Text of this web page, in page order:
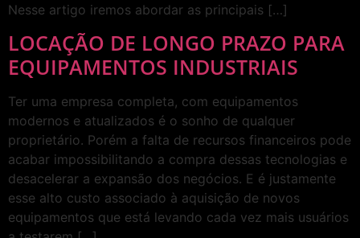
Nesse artigo iremos abordar as principais […]
LOCAÇÃO DE LONGO PRAZO PARA
EQUIPAMENTOS INDUSTRIAIS
Ter uma empresa completa, com equipamentos
modernos e atualizados é o sonho de qualquer
proprietário. Porém a falta de recursos financeiros pode
acabar impossibilitando a compra dessas tecnologias e
desacelerar a expansão dos negócios. E é justamente
esse alto custo associado à aquisição de novos
equipamentos que está levando cada vez mais usuários